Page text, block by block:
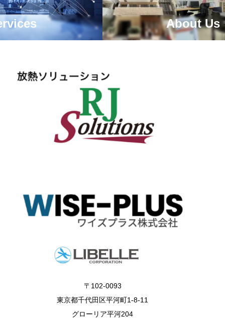
About Us
〒102-0093
東京都千代田区平河町1-8-11
グローリア平河204